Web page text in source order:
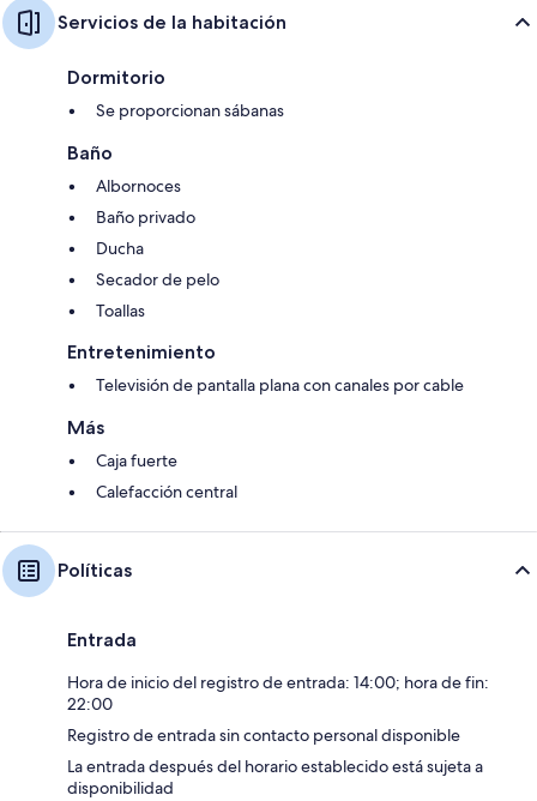
Servicios de la habitación
Dormitorio
Se proporcionan sábanas
Baño
Albornoces
Baño privado
Ducha
Secador de pelo
Toallas
Entretenimiento
Televisión de pantalla plana con canales por cable
Más
Caja fuerte
Calefacción central
Políticas
Entrada
Hora de inicio del registro de entrada: 14:00; hora de fin:
22:00
Registro de entrada sin contacto personal disponible
La entrada después del horario establecido está sujeta a
disponibilidad